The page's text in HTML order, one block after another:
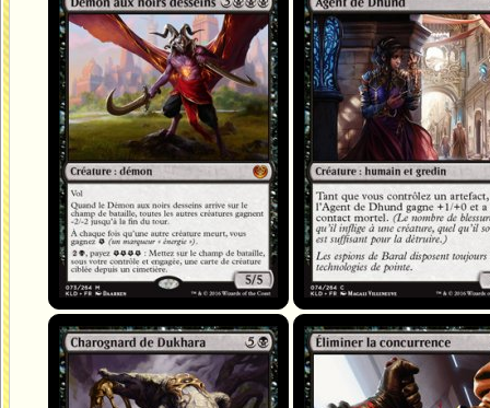
Charognard de Dukhara Éliminer la concurrence